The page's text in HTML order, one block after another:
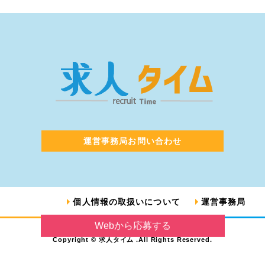
Webから応募する
運営事務局お問い合わせ
個人情報の取扱いについて 運営事務局
Copyright © 求人タイム .All Rights Reserved.